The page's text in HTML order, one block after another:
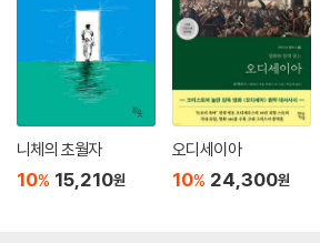
니체의 초월자
10% 15,210원
오디세이아
10% 24,300원